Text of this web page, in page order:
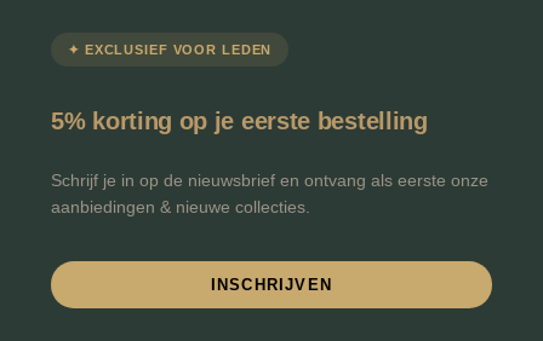
✦ EXCLUSIEF VOOR LEDEN
5% korting op je eerste bestelling
Schrijf je in op de nieuwsbrief en ontvang als eerste onze
aanbiedingen & nieuwe collecties.
INSCHRIJVEN